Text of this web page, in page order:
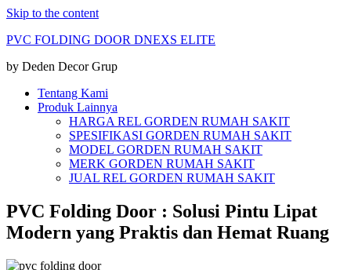
Skip to the content
PVC FOLDING DOOR DNEXS ELITE
by Deden Decor Grup
Tentang Kami
Produk Lainnya
HARGA REL GORDEN RUMAH SAKIT
SPESIFIKASI GORDEN RUMAH SAKIT
MODEL GORDEN RUMAH SAKIT
MERK GORDEN RUMAH SAKIT
JUAL REL GORDEN RUMAH SAKIT
PVC Folding Door : Solusi Pintu Lipat
Modern yang Praktis dan Hemat Ruang